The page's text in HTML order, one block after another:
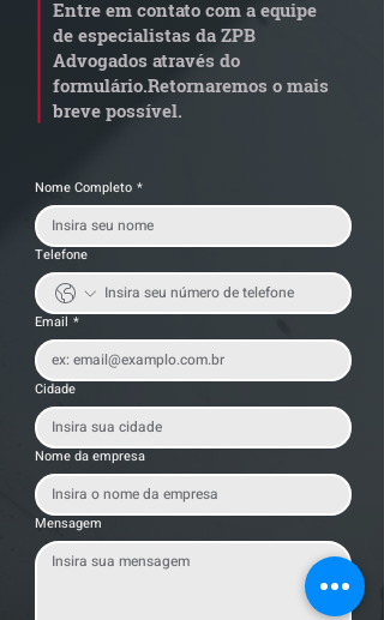
dívida condominial
anterior?
Entre em contato com a equipe
de especialistas da ZPB
Advogados através do
formulário.Retornaremos o mais
breve possível.
Nome Completo *
Telefone
Email *
Cidade
Nome da empresa
Mensagem